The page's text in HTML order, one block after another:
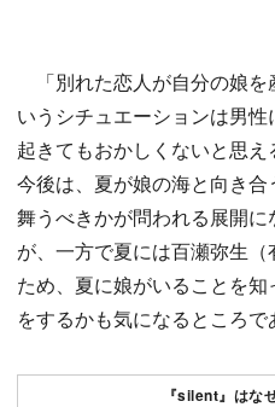
「別れた恋人が自分の娘を
いうシチュエーションは男
起きてもおかしくないと思え
今後は、夏が娘の海と向き
舞うべきかが問われる展開
が、一方で夏には百瀬弥生
ため、夏に娘がいることを
をするかも気になるところで
『silent』はな